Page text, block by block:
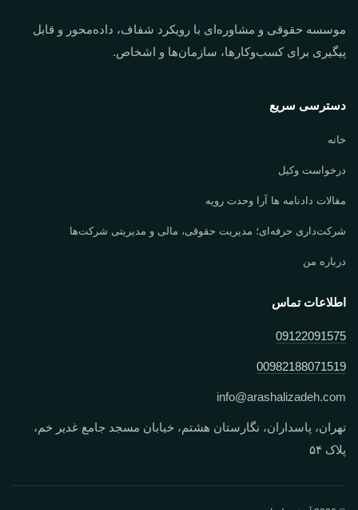
موسسه حقوقی و مشاوره‌ای با رویکرد شفاف، داده‌محور و قابل
پیگیری برای کسب‌وکارها، سازمان‌ها و اشخاص.
دسترسی سریع
خانه
درخواست وکیل
مقالات دادنامه ها آرا وحدت رویه
شرکت‌داری حرفه‌ای؛ مدیریت حقوقی، مالی و مدیریتی شرکت‌ها
درباره من
اطلاعات تماس
09122091575
00982188071519
info@arashalizadeh.com
تهران، پاسداران، نگارستان هشتم، خیابان مسجد جامع غدیر خم،
پلاک ۵۴